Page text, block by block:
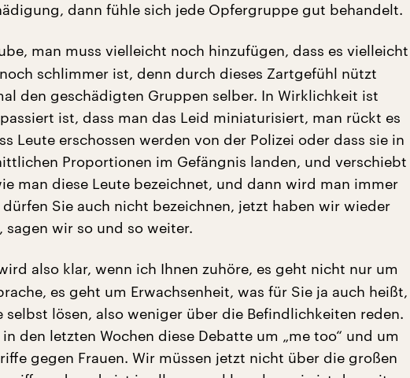
dann fühle sich jede Opfergruppe gut behandelt.
man muss vielleicht noch hinzufügen, dass es vielleicht
schlimmer ist, denn durch dieses Zartgefühl nützt
den geschädigten Gruppen selber. In Wirklichkeit ist
ist, dass man das Leid miniaturisiert, man rückt es
Leute erschossen werden von der Polizei oder dass sie in
Proportionen im Gefängnis landen, und verschiebt
man diese Leute bezeichnet, und dann wird man immer
Sie auch nicht bezeichnen, jetzt haben wir wieder
sagen wir so und so weiter.
also klar, wenn ich Ihnen zuhöre, es geht nicht nur um
es geht um Erwachsenheit, was für Sie ja auch heißt,
selbst lösen, also weniger über die Befindlichkeiten reden.
den letzten Wochen diese Debatte um „me too“ und um
gegen Frauen. Wir müssen jetzt nicht über die großen